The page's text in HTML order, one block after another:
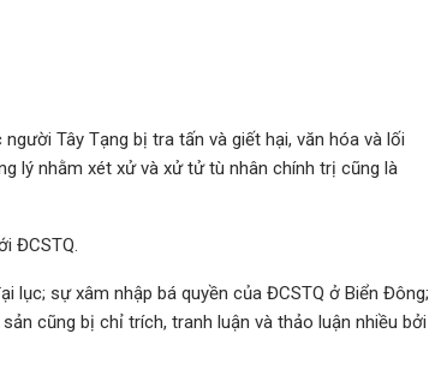
Tây Tạng bị tra tấn và giết hại, văn hóa và lối
lý nhằm xét xử và xử tử tù nhân chính trị cũng là
ĐCSTQ.
lục; sự xâm nhập bá quyền của ĐCSTQ ở Biển Đông;
cũng bị chỉ trích, tranh luận và thảo luận nhiều bởi